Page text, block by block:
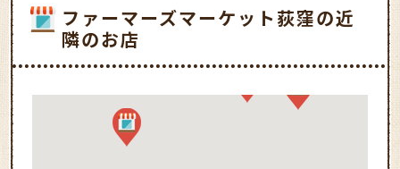
ファーマーズマーケット荻窪の近
隣のお店